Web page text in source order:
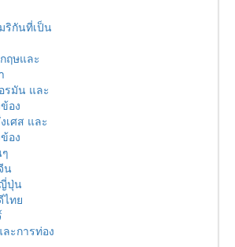
ริกันที่เป็น
ฤษและ
รมัน และ
อง
เศส และ
อง
น
ปุ่น
ทย
ะการท่อง